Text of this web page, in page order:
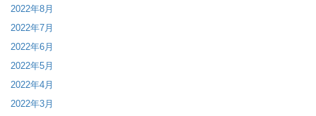
2022年8月
2022年7月
2022年6月
2022年5月
2022年4月
2022年3月